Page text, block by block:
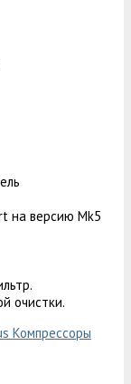
на версию Mk5
очистки.
Компрессоры